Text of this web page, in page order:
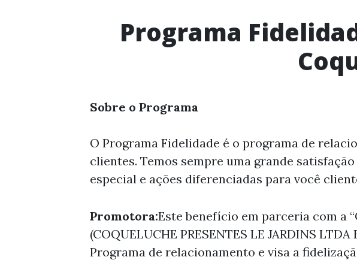
Programa
Sobre o Programa
O Programa Fidelidade é o programa de
clientes. Temos sempre uma grande
especial e ações diferenciadas para você
Promotora:Este benefício em parceria com a
(COQUELUCHE PRESENTES LE JARDINS
Programa de relacionamento e visa a